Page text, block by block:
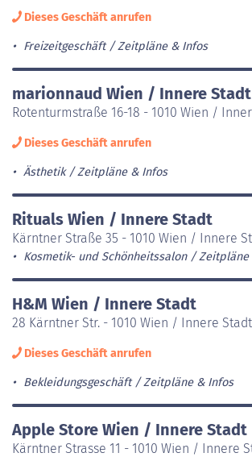
Dieses Geschäft anrufen
Freizeitgeschäft Zeitpläne & Infos
marionnaud Wien / Innere Stadt
Rotenturmstraße 16-18 - 1010 Wien /
Dieses Geschäft anrufen
Ästhetik Zeitpläne & Infos
Rituals Wien / Innere Stadt
Kärntner Straße 35 - 1010 Wien / Innere
Kosmetik- und Schönheitssalon Zeitpläne
H&M Wien / Innere Stadt
28 Kärntner Str. - 1010 Wien / Innere Stadt
Dieses Geschäft anrufen
Bekleidungsgeschäft Zeitpläne & Infos
Apple Store Wien / Innere Stadt
Kärntner Strasse 11 - 1010 Wien / Innere